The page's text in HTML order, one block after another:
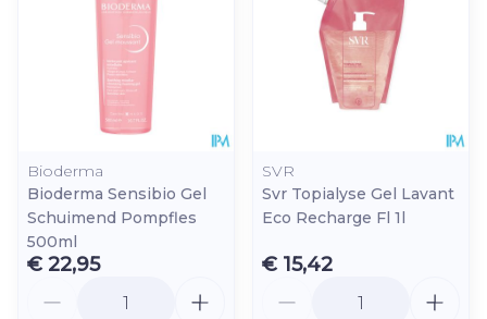
Bioderma
Bioderma Sensibio Gel
Schuimend Pompfles
500ml
€ 22,95
SVR
Svr Topialyse Gel Lavant
Eco Recharge Fl 1l
€ 15,42